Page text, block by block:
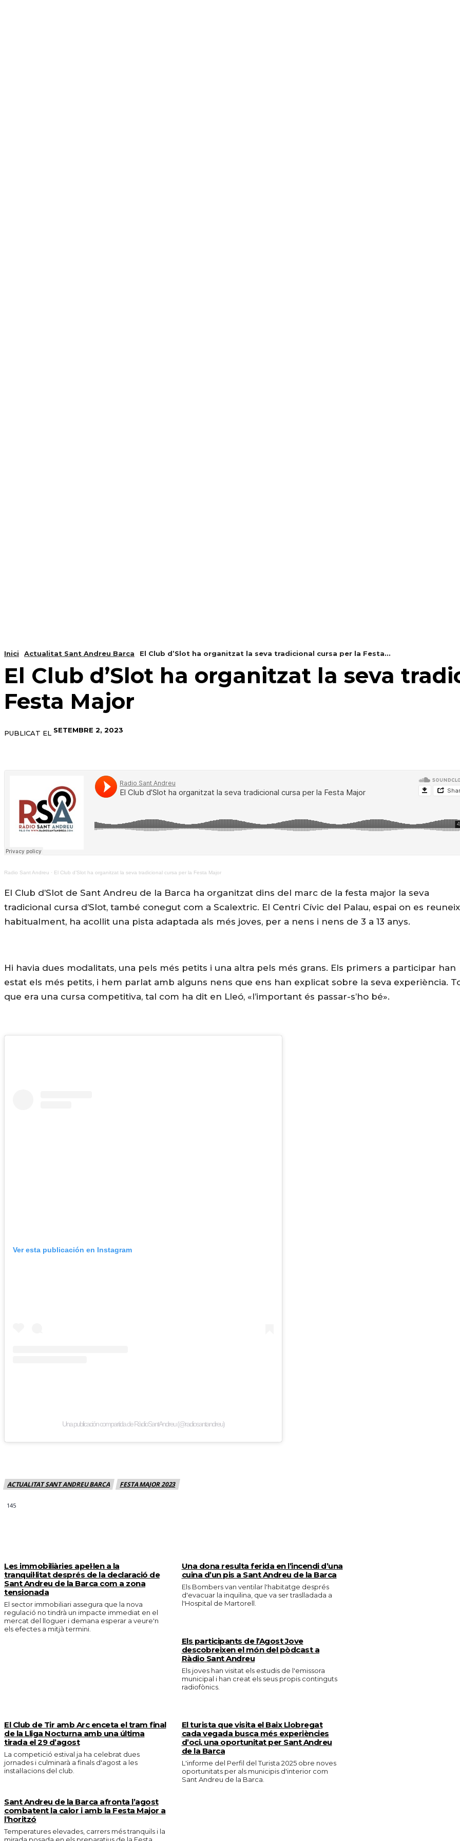
Inici Actualitat Sant Andreu Barca El Club d’Slot ha organitzat la seva tradicional cursa per la Festa...
El Club d’Slot ha organitzat la seva
Festa Major
PUBLICAT EL SETEMBRE 2, 2023
Radio Sant Andreu · El Club d’Slot ha organitzat la seva tradicional cursa per la Festa Major
El Club d’Slot de Sant Andreu de la Barca ha organitzat dins del marc de la festa major la seva
tradicional cursa d’Slot, també conegut com a Scalextric. El Centri Cívic del Palau, espai on es
habitualment, ha acollit una pista adaptada als més joves, per a nens i nens de 3 a 13 anys.
Hi havia dues modalitats, una pels més petits i una altra pels més grans. Els primers a participar han
estat els més petits, i hem parlat amb alguns nens que ens han explicat sobre la seva experiència.
que era una cursa competitiva, tal com ha dit en Lleó, «l’important és passar-s’ho bé».
Ver esta publicación en Instagram
Una publicación compartida de RàdioSantAndreu (@radiosantandreu)
ACTUALITAT SANT ANDREU BARCA FESTA MAJOR 2023
145
Les immobiliàries apel·len a la
tranquil·litat després de la declaració de
Sant Andreu de la Barca com a zona
tensionada
El sector immobiliari assegura que la nova
regulació no tindrà un impacte immediat en el
mercat del lloguer i demana esperar a veure'n
els efectes a mitjà termini.
Una dona resulta ferida en l’incendi d’una
cuina d’un pis a Sant Andreu de la Barca
Els Bombers van ventilar l'habitatge després
d'evacuar la inquilina, que va ser traslladada a
l'Hospital de Martorell.
Els participants de l’Agost Jove
descobreixen el món del pòdcast a
Ràdio Sant Andreu
Els joves han visitat els estudis de l'emissora
municipal i han creat els seus propis continguts
radiofònics.
El Club de Tir amb Arc enceta el tram final
de la Lliga Nocturna amb una última
tirada el 29 d’agost
La competició estival ja ha celebrat dues
jornades i culminarà a finals d'agost a les
instal·lacions del club.
El turista que visita el Baix Llobregat
cada vegada busca més experiències
d’oci, una oportunitat per Sant Andreu
de la Barca
L'informe del Perfil del Turista 2025 obre noves
oportunitats per als municipis d'interior com
Sant Andreu de la Barca.
Sant Andreu de la Barca afronta l’agost
combatent la calor i amb la Festa Major a
l’horitzó
Temperatures elevades, carrers més tranquils i la